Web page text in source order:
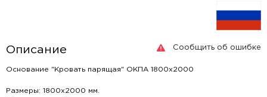
Сообщить об ошибке
Описание
Основание "Кровать парящая" ОКПА 1800х2000
Размеры: 1800х2000 мм.